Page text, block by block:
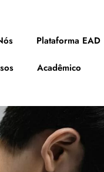
Plataforma EAD
Acadêmico